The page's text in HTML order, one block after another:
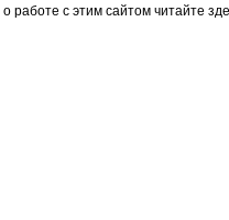
о работе с этим сайтом читайте